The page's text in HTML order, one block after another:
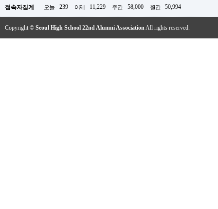
접속자집계 오늘 239 어제 11,229 주간 58,000 월간 50,994
Copyright © Seoul High School 22nd Alumni AssociationAll rights reserved.